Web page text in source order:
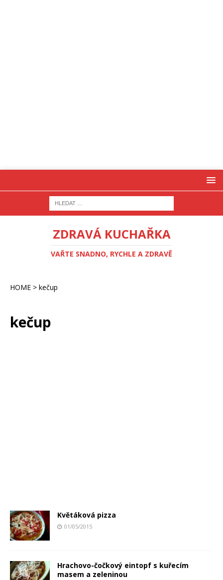
ZDRAVÁ KUCHAŘKA
VAŘTE SNADNO, RYCHLE A ZDRAVĚ
HOME > kečup
kečup
Květáková pizza
01/05/2015
Hrachovo-čočkový eintopf s kuřecím
masem a zeleninou